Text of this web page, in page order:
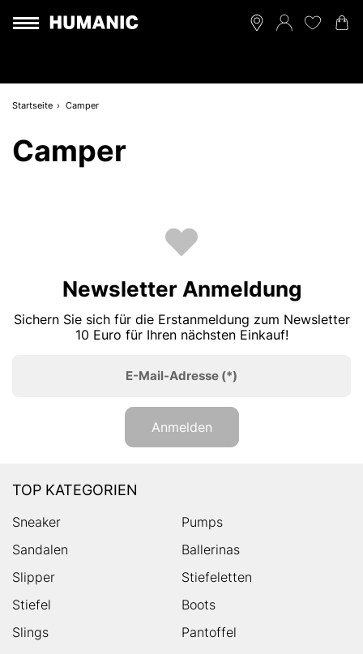
Startseite Camper
Camper
Newsletter Anmeldung
Sichern Sie sich für die Erstanmeldung zum Newsletter
10 Euro für Ihren nächsten Einkauf!
E-Mail-Adresse (*)
Anmelden
TOP KATEGORIEN
Sneaker
Pumps
Sandalen
Ballerinas
Slipper
Stiefeletten
Stiefel
Boots
Slings
Pantoffel